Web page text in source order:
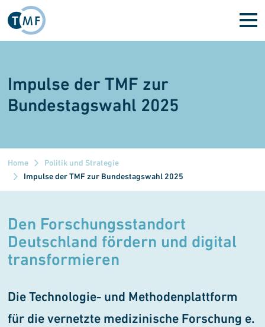
Direkt zum Inhalt
Impulse der TMF zur
Bundestagswahl 2025
Home
Politik und Strategie
Impulse der TMF zur Bundestagswahl 2025
Den Forschungsstandort
Deutschland fördern und digital
transformieren
Die Technologie- und Methoden­plattform
für die vernetzte medizinische Forschung e.